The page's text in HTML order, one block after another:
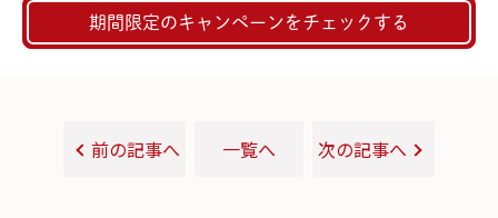
期間限定のキャンペーンをチェックする
前の記事へ 一覧へ 次の記事へ